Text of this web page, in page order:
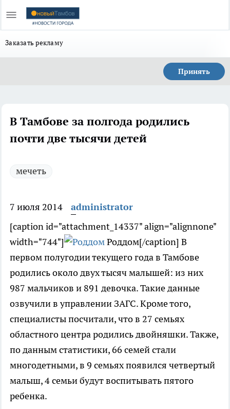
Заказать рекламу
Принять
В Тамбове за полгода родились
почти две тысячи детей
мечеть
7 июля 2014
administrator
[caption id="attachment_14337" align="alignnone"
width="744"]
Роддом[/caption] В
первом полугодии текущего года в Тамбове
родились около двух тысяч малышей: из них
987 мальчиков и 891 девочка. Такие данные
озвучили в управлении ЗАГС. Кроме того,
специалисты посчитали, что в 27 семьях
областного центра родились двойняшки. Также,
по данным статистики, 66 семей стали
многодетными, в 9 семьях появился четвертый
малыш, 4 семьи будут воспитывать пятого
ребенка.